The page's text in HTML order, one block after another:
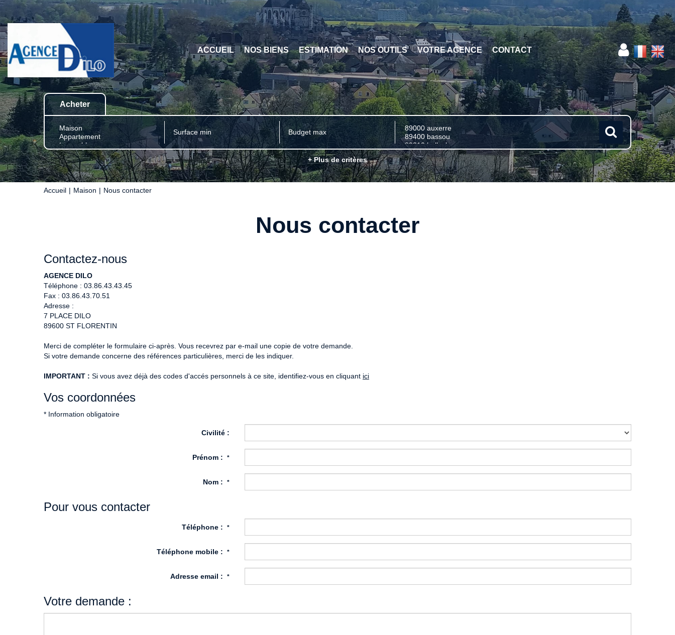
ACCUEIL NOS BIENS ESTIMATION NOS OUTILS VOTRE AGENCE CONTACT
Acheter
+ Plus de critères
Accueil Maison Nous contacter
Nous contacter
Contactez-nous
AGENCE DILO
Téléphone : 03.86.43.43.45
Fax : 03.86.43.70.51
Adresse :
7 PLACE DILO
89600 ST FLORENTIN
Merci de compléter le formulaire ci-après. Vous recevrez par e-mail une copie de votre demande.
Si votre demande concerne des références particulières, merci de les indiquer.
IMPORTANT : Si vous avez déjà des codes d'accés personnels à ce site, identifiez-vous en cliquant ici
Vos coordonnées
* Information obligatoire
Civilité :
Prénom : *
Nom : *
Pour vous contacter
Téléphone : *
Téléphone mobile : *
Adresse email : *
Votre demande :